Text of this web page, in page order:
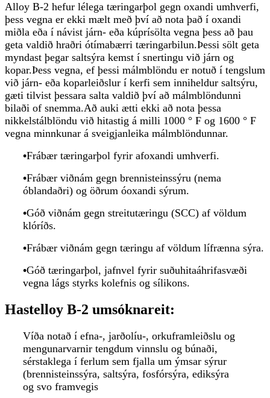
Alloy B-2 hefur lélega tæringarþol gegn oxandi umhverfi,
þess vegna er ekki mælt með því að nota það í oxandi
miðla eða í návist járn- eða kúprísölta vegna þess að þau
geta valdið hraðri ótímabærri tæringarbilun.Þessi sölt geta
myndast þegar saltsýra kemst í snertingu við járn og
kopar.Þess vegna, ef þessi málmblöndu er notuð í tengslum
við járn- eða koparleiðslur í kerfi sem inniheldur saltsýru,
gæti tilvist þessara salta valdið því að málmblöndunni
bilaði of snemma.Að auki ætti ekki að nota þessa
nikkelstálblöndu við hitastig á milli 1000 ° F og 1600 ° F
vegna minnkunar á sveigjanleika málmblöndunnar.
•Frábær tæringarþol fyrir afoxandi umhverfi.
•Frábær viðnám gegn brennisteinssýru (nema
óblandaðri) og öðrum óoxandi sýrum.
•Góð viðnám gegn streitutæringu (SCC) af völdum
klóríðs.
•Frábær viðnám gegn tæringu af völdum lífrænna sýra.
•Góð tæringarþol, jafnvel fyrir suðuhitaáhrifasvæði
vegna lágs styrks kolefnis og sílikons.
Hastelloy B-2 umsóknareit:
Víða notað í efna-, jarðolíu-, orkuframleiðslu og
mengunarvarnir tengdum vinnslu og búnaði,
sérstaklega í ferlum sem fjalla um ýmsar sýrur
(brennisteinssýra, saltsýra, fosfórsýra, ediksýra
og svo framvegis